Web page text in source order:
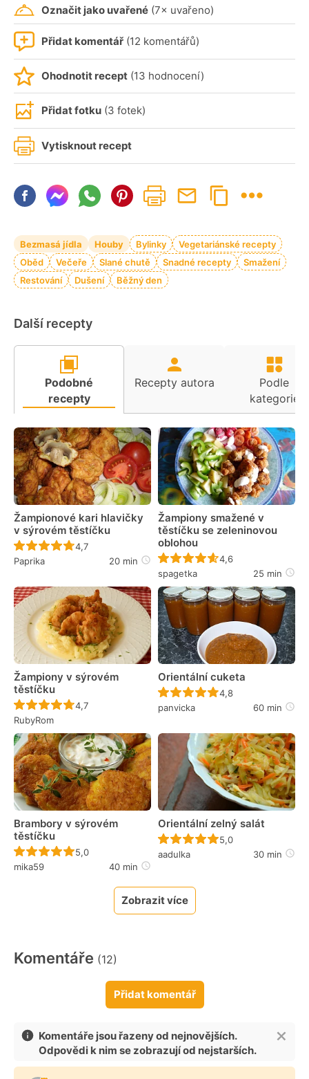
Označit jako uvařené (7× uvařeno)
Přidat komentář (12 komentářů)
Ohodnotit recept (13 hodnocení)
Přidat fotku (3 fotek)
Vytisknout recept
Bezmasá jídla Houby Bylinky
Vegetariánské recepty
Oběd
Večeře Slané chutě Snadné recepty
Smažení
Restování
Dušení Běžný den
Další recepty
Podobné
recepty
Recepty autora
Podle
kategorie
Žampionové kari hlavičky
v sýrovém těstíčku
Recept ještě nebyl hodnocen
4,7
Paprika
20 min
Žampiony smažené v
těstíčku se zeleninovou
oblohou
Recept ještě nebyl
4,6
spagetka
25 min
Žampiony v sýrovém
těstíčku
Recept ještě nebyl hodnocen
4,7
RubyRom
Orientální cuketa
Recept ještě nebyl
4,8
panvicka
60 min
Brambory v sýrovém
těstíčku
Recept ještě nebyl hodnocen
5,0
mika59
40 min
Orientální zelný salát
Recept ještě nebyl
5,0
aadulka
30 min
Zobrazit více
Komentáře (12)
Přidat komentář
Komentáře jsou řazeny od nejnovějších.
Odpovědi k nim se zobrazují od nejstarších.